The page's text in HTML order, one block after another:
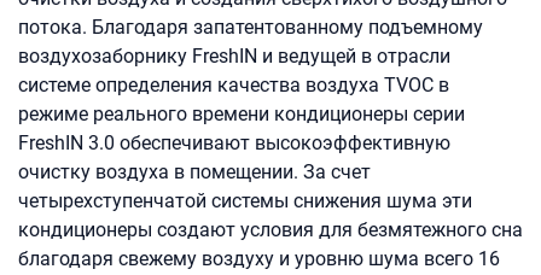
потока. Благодаря запатентованному подъемному
воздухозаборнику FreshIN и ведущей в отрасли
системе определения качества воздуха TVOC в
режиме реального времени кондиционеры серии
FreshIN 3.0 обеспечивают высокоэффективную
очистку воздуха в помещении. За счет
четырехступенчатой системы снижения шума эти
кондиционеры создают условия для безмятежного сна
благодаря свежему воздуху и уровню шума всего 16